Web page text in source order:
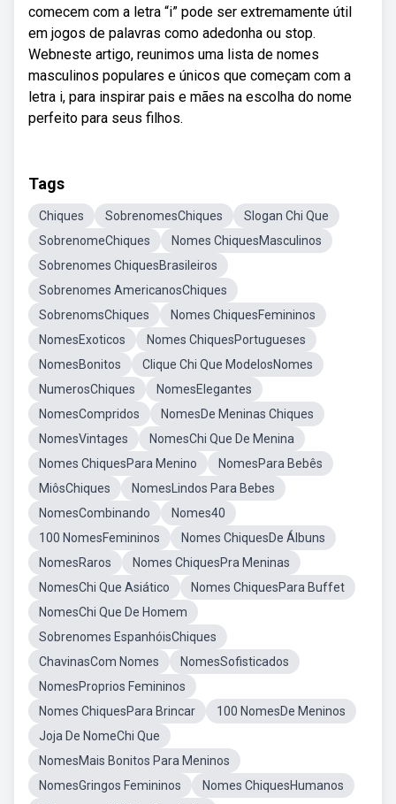
comecem com a letra “i” pode ser extremamente útil
em jogos de palavras como adedonha ou stop.
Webneste artigo, reunimos uma lista de nomes
masculinos populares e únicos que começam com a
letra i, para inspirar pais e mães na escolha do nome
perfeito para seus filhos.
Tags
Chiques SobrenomesChiques
Slogan Chi Que
SobrenomeChiques
Nomes ChiquesMasculinos
Sobrenomes ChiquesBrasileiros
Sobrenomes AmericanosChiques
SobrenomsChiques
Nomes ChiquesFemininos
NomesExoticos
Nomes ChiquesPortugueses
NomesBonitos
Clique Chi Que ModelosNomes
NumerosChiques
NomesElegantes
NomesCompridos
NomesDe Meninas Chiques
NomesVintages
NomesChi Que De Menina
Nomes ChiquesPara Menino
NomesPara Bebês
MiôsChiques
NomesLindos Para Bebes
NomesCombinando
Nomes40
100 NomesFemininos
Nomes ChiquesDe Álbuns
NomesRaros
Nomes ChiquesPra Meninas
NomesChi Que Asiático
Nomes ChiquesPara Buffet
NomesChi Que De Homem
Sobrenomes EspanhóisChiques
ChavinasCom Nomes
NomesSofisticados
NomesProprios Femininos
Nomes ChiquesPara Brincar
100 NomesDe Meninos
Joja De NomeChi Que
NomesMais Bonitos Para Meninos
NomesGringos Femininos
Nomes ChiquesHumanos